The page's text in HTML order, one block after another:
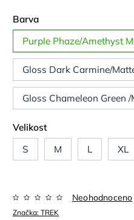
Barva
Purple Phaze/Amethyst
Gloss Dark Carmine/
Gloss Chameleon Green
Velikost
S
M L XL
Značka: TREK
Neohodnoceno